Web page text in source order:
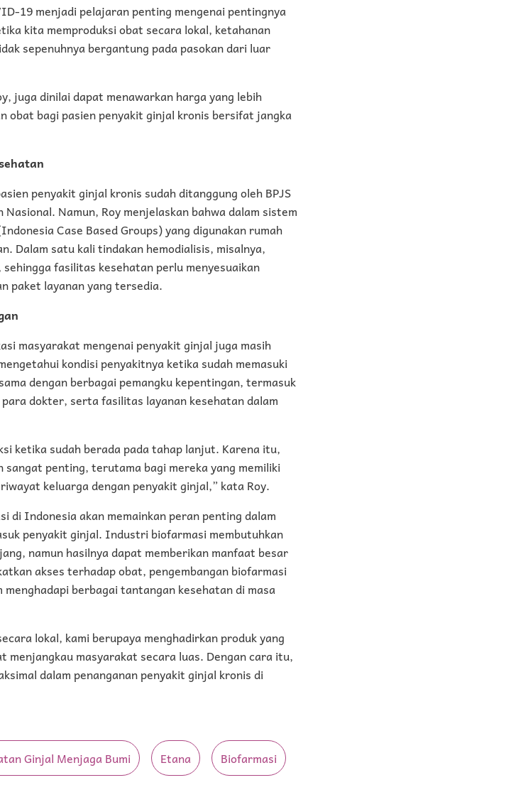
19 menjadi pelajaran penting mengenai pentingnya
kita memproduksi obat secara lokal, ketahanan
sepenuhnya bergantung pada pasokan dari luar
juga dinilai dapat menawarkan harga yang lebih
obat bagi pasien penyakit ginjal kronis bersifat jangka
penyakit ginjal kronis sudah ditanggung oleh BPJS
Namun, Roy menjelaskan bahwa dalam sistem
Case Based Groups) yang digunakan rumah
Dalam satu kali tindakan hemodialisis, misalnya,
fasilitas kesehatan perlu menyesuaikan
paket layanan yang tersedia.
masyarakat mengenai penyakit ginjal juga masih
kondisi penyakitnya ketika sudah memasuki
dengan berbagai pemangku kepentingan, termasuk
dokter, serta fasilitas layanan kesehatan dalam
ketika sudah berada pada tahap lanjut. Karena itu,
penting, terutama bagi mereka yang memiliki
keluarga dengan penyakit ginjal,” kata Roy.
di Indonesia akan memainkan peran penting dalam
penyakit ginjal. Industri biofarmasi membutuhkan
namun hasilnya dapat memberikan manfaat besar
akses terhadap obat, pengembangan biofarmasi
berbagai tantangan kesehatan di masa
lokal, kami berupaya menghadirkan produk yang
masyarakat secara luas. Dengan cara itu,
dalam penanganan penyakit ginjal kronis di
Ginjal Menjaga Bumi Etana Biofarmasi